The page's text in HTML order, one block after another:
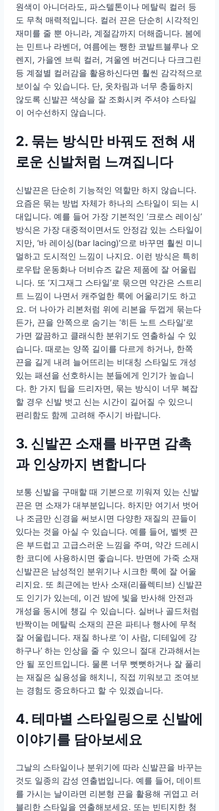
원색이 아니더라도, 파스텔톤이나 메탈릭 컬러 등
도 무척 매력적입니다. 컬러 끈은 단순히 시각적인
재미를 줄 뿐 아니라, 계절감까지 더해줍니다. 봄에
는 민트나 라벤더, 여름에는 쨍한 코발트블루나 오
렌지, 가을엔 브릭 컬러, 겨울엔 버건디나 다크그린
등 계절별 컬러감을 활용하신다면 훨씬 감각적으로
보이실 수 있습니다. 단, 옷차림과 너무 충돌하지
않도록 신발끈 색상을 잘 조화시켜 주셔야 스타일
이 어수선하지 않습니다.
2. 묶는 방식만 바꿔도 전혀 새
로운 신발처럼 느껴집니다
신발끈은 단순히 기능적인 역할만 하지 않습니다.
요즘은 묶는 방법 자체가 하나의 스타일이 되는 시
대입니다. 예를 들어 가장 기본적인 ‘크로스 레이싱’
방식은 가장 대중적이면서도 안정감 있는 스타일이
지만, ‘바 레이싱(bar lacing)’으로 바꾸면 훨씬 미니
멀하고 도시적인 느낌이 나지요. 이런 방식은 특히
로우탑 운동화나 더비슈즈 같은 제품에 잘 어울립
니다. 또 ‘지그재그 스타일’로 묶으면 약간은 스트리
트 느낌이 나면서 캐주얼한 룩에 어울리기도 하고
요. 더 나아가 리본처럼 위에 리본을 두껍게 묶는다
든가, 끈을 안쪽으로 숨기는 ‘히든 노트 스타일’로
가면 깔끔하고 클래식한 분위기도 연출하실 수 있
습니다. 때로는 양쪽 길이를 다르게 하거나, 한쪽
끈을 길게 내려 늘어뜨리는 비대칭 스타일도 개성
있는 패션을 선호하시는 분들에게 인기가 높습니
다. 한 가지 팁을 드리자면, 묶는 방식이 너무 복잡
할 경우 신발 벗고 신는 시간이 길어질 수 있으니
편리함도 함께 고려해 주시기 바랍니다.
3. 신발끈 소재를 바꾸면 감촉
과 인상까지 변합니다
보통 신발을 구매할 때 기본으로 끼워져 있는 신발
끈은 면 소재가 대부분입니다. 하지만 여기서 벗어
나 조금만 신경을 써보시면 다양한 재질의 끈들이
있다는 것을 아실 수 있습니다. 예를 들어, 벨벳 끈
은 부드럽고 고급스러운 느낌을 주며, 약간 드레시
한 코디에 사용하시면 좋습니다. 반면에 가죽 소재
신발끈은 남성적인 분위기나 시크한 룩에 잘 어울
리지요. 또 최근에는 반사 소재(리플렉티브) 신발끈
도 인기가 있는데, 이건 밤에 빛을 반사해 안전과
개성을 동시에 챙길 수 있습니다. 실버나 골드처럼
반짝이는 메탈릭 소재의 끈은 파티나 행사에 무척
잘 어울립니다. 재질 하나로 ‘이 사람, 디테일에 강
하구나’ 하는 인상을 줄 수 있으니 절대 간과해서는
안 될 포인트입니다. 물론 너무 뻣뻣하거나 잘 풀리
는 재질은 실용성을 해치니, 직접 끼워보고 조여보
는 경험도 중요하다고 할 수 있겠습니다.
4. 테마별 스타일링으로 신발에
이야기를 담아보세요
그날의 스타일이나 분위기에 따라 신발끈을 바꾸는
것도 일종의 감성 연출법입니다. 예를 들어, 데이트
를 가시는 날이라면 리본형 끈을 활용해 귀엽고 러
블리한 스타일을 연출해보세요. 또는 빈티지한 청